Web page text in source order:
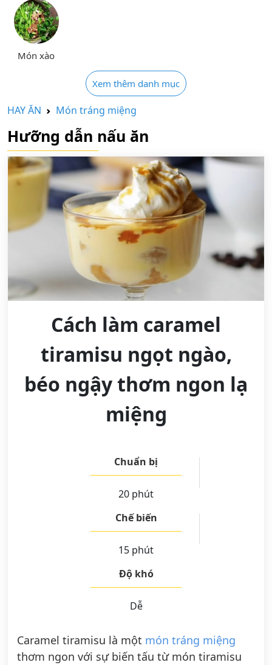
Món xào
Xem thêm danh mục
HAY ĂN Món tráng miệng
Hưỡng dẫn nấu ăn
Cách làm caramel
tiramisu ngọt ngào,
béo ngậy thơm ngon lạ
miệng
Chuẩn bị
20 phút
Chế biến
15 phút
Độ khó
Dễ
Caramel tiramisu là một món tráng miệng
thơm ngon với sự biến tấu từ món tiramisu